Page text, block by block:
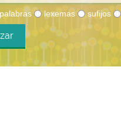
palabras lexemas sufijos